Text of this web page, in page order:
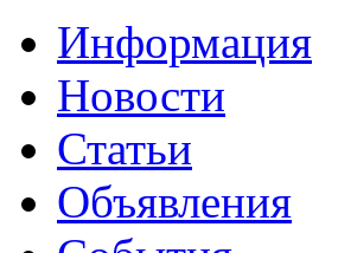
Информация
Новости
Статьи
Объявления